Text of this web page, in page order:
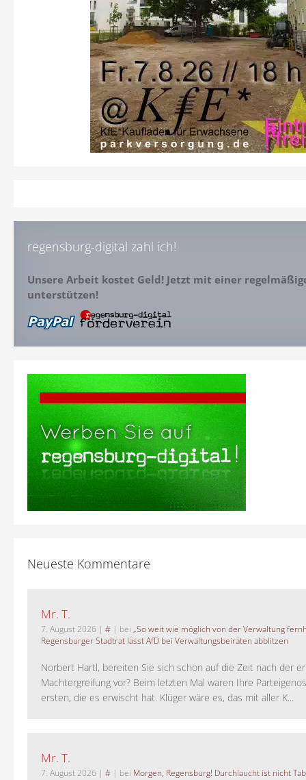
regensburg-digital zahl ich!
Unsere Arbeit kostet Geld! Jetzt mit einer
unterstützen!
Neueste Kommentare
Mr. T.
7. August 2026 | # | bei „So weit wie möglich von der Verwaltung
Regensburger Stadtrat lässt AfD bei Verwaltungsbeiräten abblitzen
Norbert Hartl, bereiten Sie sich schon auf die Zeit nach der
Machtergreifung vor? Beim letzten Mal waren Ihre
ersten, die es erwischt hat. Klüger wäre es, das mit aller K...
Mr. T.
7. August 2026 | # | bei Morgen, Regensburg! Durchlaucht ist nicht